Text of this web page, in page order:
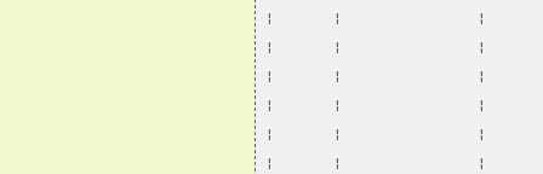
¦       ¦                ¦
¦       ¦                ¦
¦       ¦                ¦
¦       ¦                ¦
¦       ¦                ¦
¦       ¦                ¦